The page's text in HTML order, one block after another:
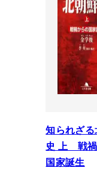
知られざ
史 上 戦
国家誕生